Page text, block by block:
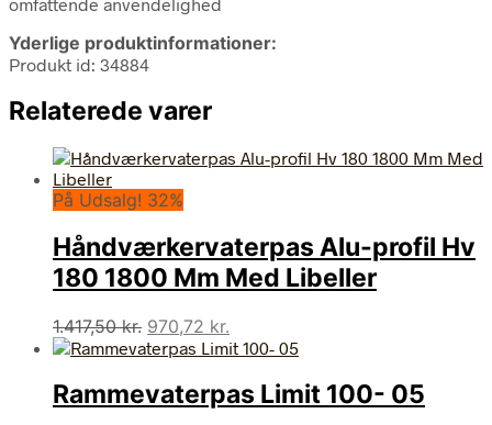
Yderlige produktinformationer:
Produkt id: 34884
Relaterede varer
På Udsalg! 32%
Håndværkervaterpas Alu-profil Hv
180 1800 Mm Med Libeller
1.417,50kr. Den
oprindelige
var:
1.417,50 kr..
970,72 kr.
aktuelle
er:
970,72 kr..
Rammevaterpas Limit 100- 05